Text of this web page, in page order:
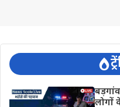
लोगों